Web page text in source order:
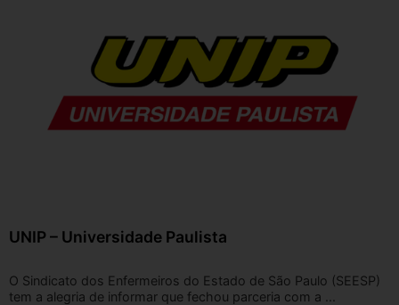
UNIP – Universidade Paulista
O Sindicato dos Enfermeiros do Estado de São Paulo (SEESP)
tem a alegria de informar que fechou parceria com a ...